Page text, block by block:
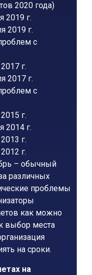
2020 года)
2019 г.
2019 г.
с
г.
2017 г.
с
г.
2014 г.
г.
г.
– обычный
различных
проблемы
как можно
выбор места
на сроки.
на